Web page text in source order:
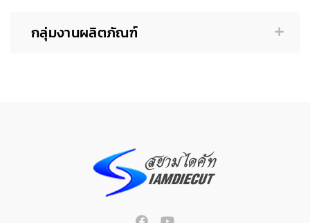
กลุ่มงานผลิตภัณฑ์